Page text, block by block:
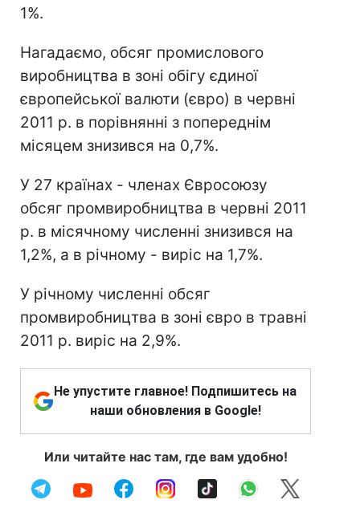
1%.
Нагадаємо, обсяг промислового
виробництва в зоні обігу єдиної
європейської валюти (євро) в червні
2011 р. в порівнянні з попереднім
місяцем знизився на 0,7%.
У 27 країнах - членах Євросоюзу
обсяг промвиробництва в червні 2011
р. в місячному численні знизився на
1,2%, а в річному - виріс на 1,7%.
У річному численні обсяг
промвиробництва в зоні євро в травні
2011 р. виріс на 2,9%.
Не упустите главное! Подпишитесь на
наши обновления в Google!
Или читайте нас там, где вам удобно!